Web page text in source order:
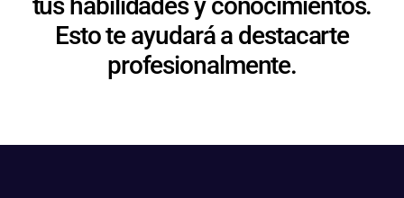
Esto te ayudará a destacarte
profesionalmente.